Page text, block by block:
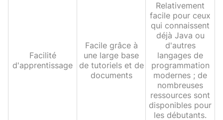
Facilité
d'apprentissage
Facile grâce à
une large base
de tutoriels et de
documents
Relativement
facile pour ceux
qui connaissent
déjà Java ou
d'autres
langages de
programmation
modernes ; de
nombreuses
ressources sont
disponibles pour
les débutants.